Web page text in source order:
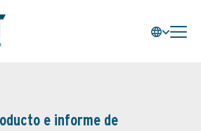
e informe de